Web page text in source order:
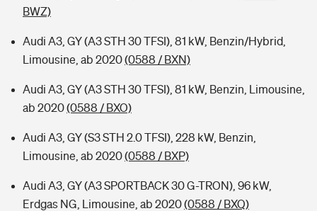
BWZ)
Audi A3, GY (A3 STH 30 TFSI), 81 kW, Benzin/Hybrid,
Limousine, ab 2020(0588 / BXN)
Audi A3, GY (A3 STH 30 TFSI), 81 kW, Benzin, Limousine,
ab 2020(0588 / BXO)
Audi A3, GY (S3 STH 2.0 TFSI), 228 kW, Benzin,
Limousine, ab 2020(0588 / BXP)
Audi A3, GY (A3 SPORTBACK 30 G-TRON), 96 kW,
Erdgas NG, Limousine, ab 2020(0588 / BXQ)